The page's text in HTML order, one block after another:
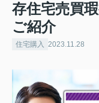
存住宅売買
ご紹介
住宅購入 2023.11.28